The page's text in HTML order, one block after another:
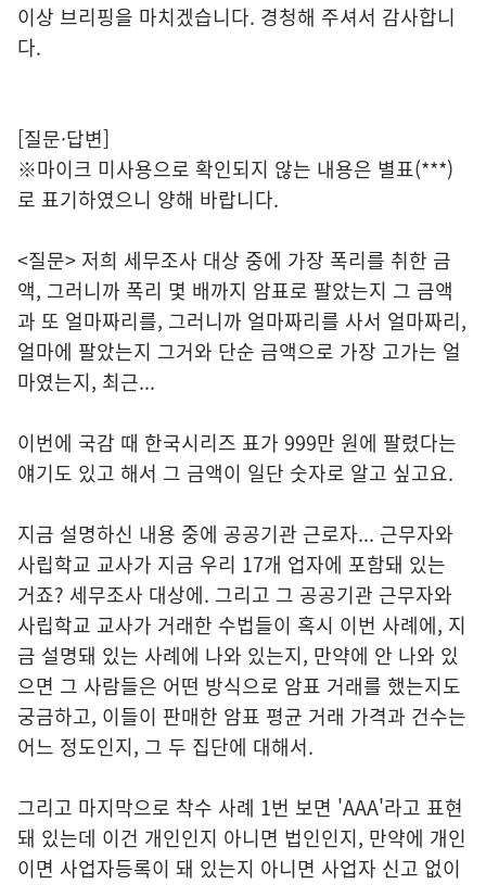
이상 브리핑을 마치겠습니다. 경청해 주셔서 감사합니
다.
[질문·답변]
※마이크 미사용으로 확인되지 않는 내용은 별표(***)
로 표기하였으니 양해 바랍니다.
<질문> 저희 세무조사 대상 중에 가장 폭리를 취한 금
액, 그러니까 폭리 몇 배까지 암표로 팔았는지 그 금액
과 또 얼마짜리를, 그러니까 얼마짜리를 사서 얼마짜리,
얼마에 팔았는지 그거와 단순 금액으로 가장 고가는 얼
마였는지, 최근...
이번에 국감 때 한국시리즈 표가 999만 원에 팔렸다는
얘기도 있고 해서 그 금액이 일단 숫자로 알고 싶고요.
지금 설명하신 내용 중에 공공기관 근로자... 근무자와
사립학교 교사가 지금 우리 17개 업자에 포함돼 있는
거죠? 세무조사 대상에. 그리고 그 공공기관 근무자와
사립학교 교사가 거래한 수법들이 혹시 이번 사례에, 지
금 설명돼 있는 사례에 나와 있는지, 만약에 안 나와 있
으면 그 사람들은 어떤 방식으로 암표 거래를 했는지도
궁금하고, 이들이 판매한 암표 평균 거래 가격과 건수는
어느 정도인지, 그 두 집단에 대해서.
그리고 마지막으로 착수 사례 1번 보면 'AAA'라고 표현
돼 있는데 이건 개인인지 아니면 법인인지, 만약에 개인
이면 사업자등록이 돼 있는지 아니면 사업자 신고 없이